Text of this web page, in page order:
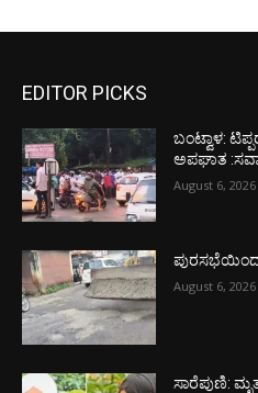
EDITOR PICKS
ಬಂಟ್ವಾಳ:
ಅಪಘಾತ
August 6, 2026
ಪುರಸಭೆಯಿಂದ
August 6, 2026
ಸಾರೆಪುಣಿ: